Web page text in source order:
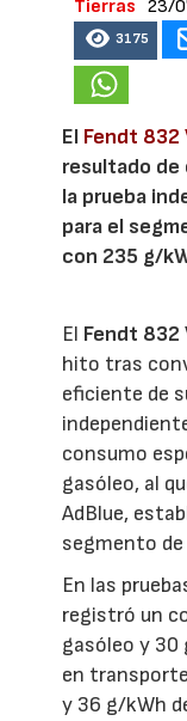
Tierras 23/
3175
El Fendt 832
resultado de
la prueba
para el
con 235 g/
El Fendt 832
hito tras
eficiente de
consumo
gasóleo, al
AdBlue,
segmento
En las
registró un
gasóleo y 30
en
y 36 g/kWh